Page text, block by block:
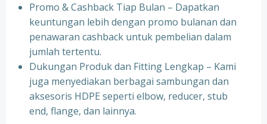
Promo & Cashback Tiap Bulan – Dapatkan
keuntungan lebih dengan promo bulanan dan
penawaran cashback untuk pembelian dalam
jumlah tertentu.
Dukungan Produk dan Fitting Lengkap – Kami
juga menyediakan berbagai sambungan dan
aksesoris HDPE seperti elbow, reducer, stub
end, flange, dan lainnya.